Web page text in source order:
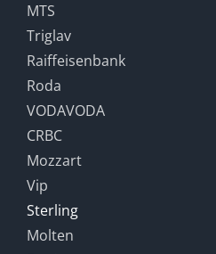
MTS
Triglav
Raiffeisenbank
Roda
VODAVODA
CRBC
Mozzart
Vip
Sterling
Molten